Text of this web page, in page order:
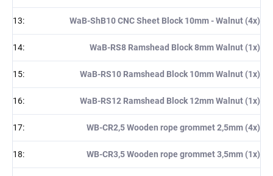
13: WaB-ShB10 CNC Sheet Block 10mm - Walnut (4x)
14: WaB-RS8 Ramshead Block 8mm Walnut (1x)
15: WaB-RS10 Ramshead Block 10mm Walnut (1x)
16: WaB-RS12 Ramshead Block 12mm Walnut (1x)
17: WB-CR2,5 Wooden rope grommet 2,5mm (4x)
18: WB-CR3,5 Wooden rope grommet 3,5mm (1x)